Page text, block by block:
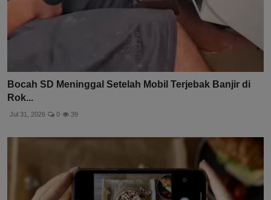
Bocah SD Meninggal Setelah Mobil Terjebak Banjir di
Rok...
Jul 31, 2026 0 39